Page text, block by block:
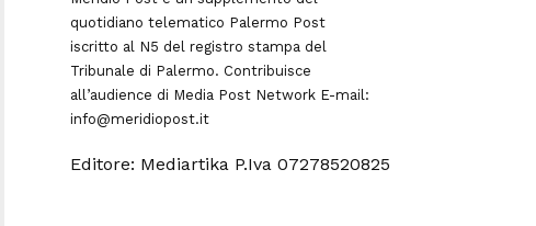
quotidiano telematico Palermo Post
iscritto al N5 del registro stampa del
Tribunale di Palermo. Contribuisce
all’audience di Media Post NetworkE-mail:
info@meridiopost.it
Editore: Mediartika P.Iva 07278520825